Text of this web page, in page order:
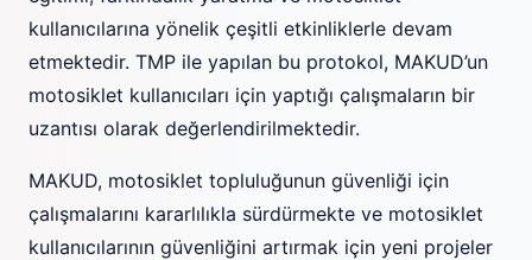
kullanıcılarına yönelik çeşitli etkinliklerle devam
etmektedir. TMP ile yapılan bu protokol, MAKUD’un
motosiklet kullanıcıları için yaptığı çalışmaların bir
uzantısı olarak değerlendirilmektedir.
MAKUD, motosiklet topluluğunun güvenliği için
çalışmalarını kararlılıkla sürdürmekte ve motosiklet
kullanıcılarının güvenliğini artırmak için yeni projeler